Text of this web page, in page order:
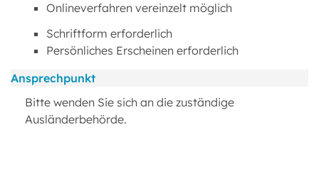
Onlineverfahren vereinzelt möglich
Schriftform erforderlich
Persönliches Erscheinen erforderlich
Ansprechpunkt
Bitte wenden Sie sich an die zuständige
Ausländerbehörde.